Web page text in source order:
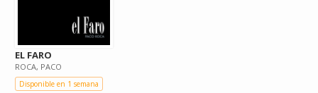
EL FARO
ROCA, PACO
Disponible en 1 semana